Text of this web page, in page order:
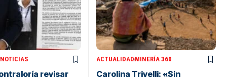
NOTICIAS
revisar
ACTUALIDADMINERÍA 360
Carolina Trivelli: «Sin